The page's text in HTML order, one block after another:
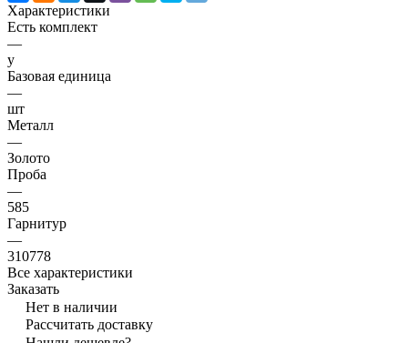
Характеристики
Есть комплект
—
y
Базовая единица
—
шт
Металл
—
Золото
Проба
—
585
Гарнитур
—
310778
Все характеристики
Заказать
Нет в наличии
Рассчитать доставку